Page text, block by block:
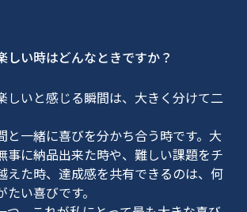
しい時はどんなときですか？
しいと感じる瞬間は、大きく分けて二
と一緒に喜びを分かち合う時です。大
事に納品出来た時や、難しい課題をチ
えた時、達成感を共有できるのは、何
い喜びです。